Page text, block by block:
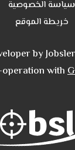
سياسة الخصوصية
خريطة الموقع
by
with